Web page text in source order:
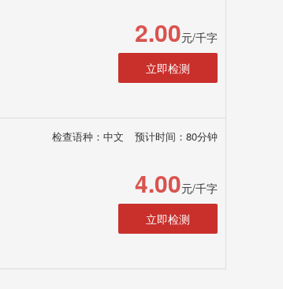
2.00元/千字
立即检测
检查语种：中文 预计时间：80分钟
4.00元/千字
立即检测